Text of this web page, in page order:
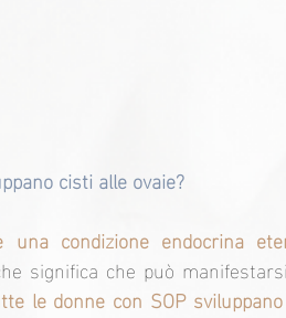
cisti alle ovaie?
una condizione endocrina
significa che può
le donne con SOP